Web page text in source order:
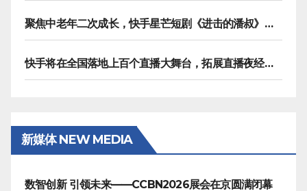
聚焦中老年二次成长，快手星芒短剧《进击的潘叔》诠释银发力量
快手将在全国落地上百个直播大舞台，拓展直播夜经济生态
新媒体 NEW MEDIA
数智创新 引领未来——CCBN2026展会在京圆满闭幕